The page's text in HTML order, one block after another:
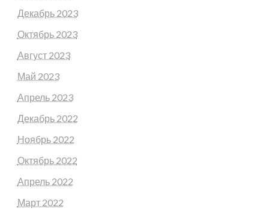
Декабрь 2023
Октябрь 2023
Август 2023
Май 2023
Апрель 2023
Декабрь 2022
Ноябрь 2022
Октябрь 2022
Апрель 2022
Март 2022